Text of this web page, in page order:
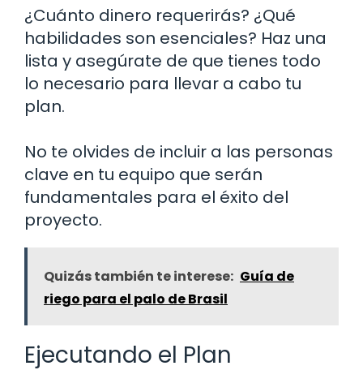
¿Cuánto dinero requerirás? ¿Qué
habilidades son esenciales? Haz una
lista y asegúrate de que tienes todo
lo necesario para llevar a cabo tu
plan.
No te olvides de incluir a las personas
clave en tu equipo que serán
fundamentales para el éxito del
proyecto.
Quizás también te interese: Guía de
riego para el palo de Brasil
Ejecutando el Plan